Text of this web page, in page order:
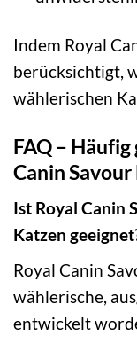
Indem Royal
berücksichtigt,
wählerischen
FAQ –
Canin
Ist Royal Canin
Katzen
Royal Canin
wählerische,
entwickelt